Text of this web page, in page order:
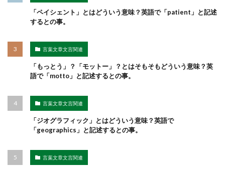
「ペイシェント」とはどういう意味？英語で「patient」と記述
するとの事。
言葉文章文言関連
「もっとう」？「モットー」？とはそもそもどういう意味？英
語で「motto」と記述するとの事。
言葉文章文言関連
「ジオグラフィック」とはどういう意味？英語で
「geographics」と記述するとの事。
言葉文章文言関連